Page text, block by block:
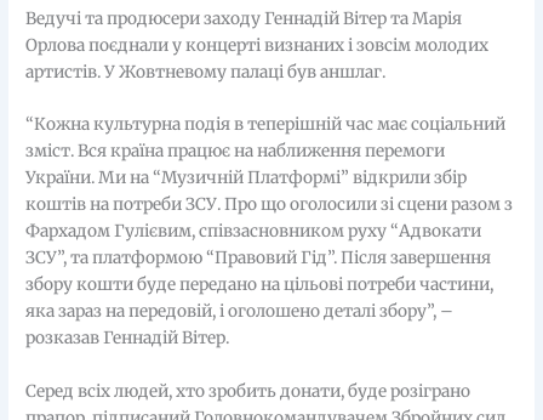
Ведучі та продюсери заходу Геннадій Вітер та Марія
Орлова поєднали у концерті визнаних і зовсім молодих
артистів. У Жовтневому палаці був аншлаг.
“Кожна культурна подія в теперішній час має соціальний
зміст. Вся країна працює на наближення перемоги
України. Ми на “Музичній Платформі” відкрили збір
коштів на потреби ЗСУ. Про що оголосили зі сцени разом з
Фархадом Гулієвим, співзасновником руху “Адвокати
ЗСУ”, та платформою “Правовий Гід”. Після завершення
збору кошти буде передано на цільові потреби частини,
яка зараз на передовій, і оголошено деталі збору”, –
розказав Геннадій Вітер.
Серед всіх людей, хто зробить донати, буде розіграно